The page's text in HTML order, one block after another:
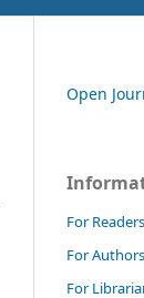
Open
For Readers
For Authors
For